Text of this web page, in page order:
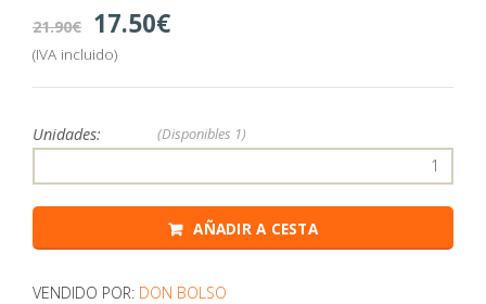
21.90 17.50
(IVA incluido)
Unidades: (Disponibles 1)
AÑADIR A CESTA
VENDIDO POR: DON BOLSO